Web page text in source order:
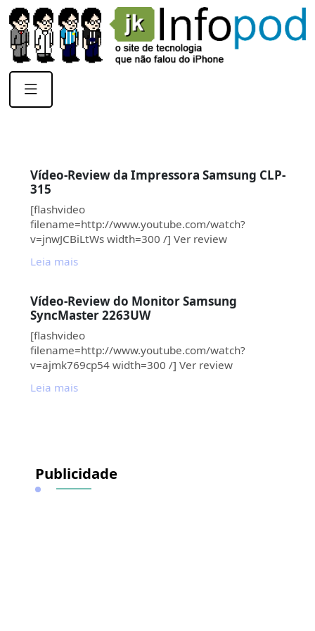
Vídeo-Review da Impressora Samsung CLP-
315
[flashvideo
filename=http://www.youtube.com/watch?
v=jnwJCBiLtWs width=300 /] Ver review
Leia mais
Vídeo-Review do Monitor Samsung
SyncMaster 2263UW
[flashvideo
filename=http://www.youtube.com/watch?
v=ajmk769cp54 width=300 /] Ver review
Leia mais
Publicidade